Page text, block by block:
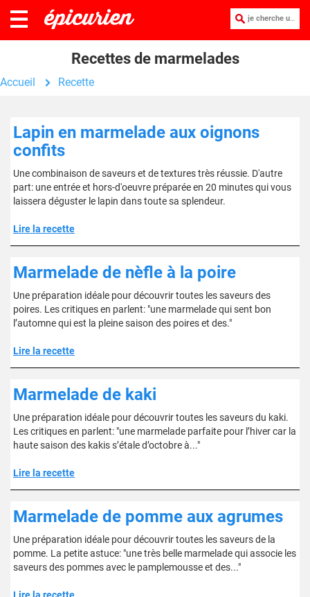
je cherche une recette :
Recettes de marmelades
Accueil Recette
Lapin en marmelade aux oignons
confits
Une combinaison de saveurs et de textures très réussie. D'autre
part: une entrée et hors-d'oeuvre préparée en 20 minutes qui vous
laissera déguster le lapin dans toute sa splendeur.
Lire la recette
Marmelade de nèfle à la poire
Une préparation idéale pour découvrir toutes les saveurs des
poires. Les critiques en parlent: "une marmelade qui sent bon
l’automne qui est la pleine saison des poires et des."
Lire la recette
Marmelade de kaki
Une préparation idéale pour découvrir toutes les saveurs du kaki.
Les critiques en parlent: "une marmelade parfaite pour l’hiver car la
haute saison des kakis s’étale d’octobre à..."
Lire la recette
Marmelade de pomme aux agrumes
Une préparation idéale pour découvrir toutes les saveurs de la
pomme. La petite astuce: "une très belle marmelade qui associe les
saveurs des pommes avec le pamplemousse et des..."